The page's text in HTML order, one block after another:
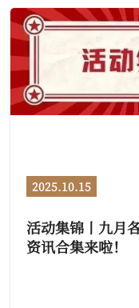
2025.10.15
活动集锦丨九月
资讯合集来啦！